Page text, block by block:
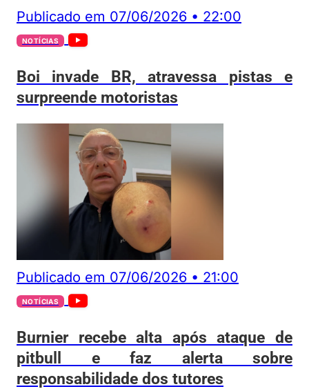
Publicado em 07/06/2026 • 22:00
NOTÍCIAS
Boi invade BR, atravessa pistas e
surpreende motoristas
Publicado em 07/06/2026 • 21:00
NOTÍCIAS
Burnier recebe alta após ataque de
pitbull e faz alerta sobre
responsabilidade dos tutores